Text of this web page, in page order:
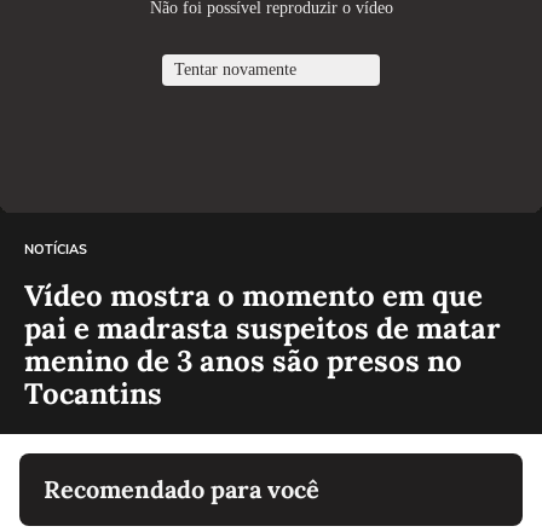
NOTÍCIAS
Vídeo mostra o momento em que
pai e madrasta suspeitos de matar
menino de 3 anos são presos no
Tocantins
Recomendado para você